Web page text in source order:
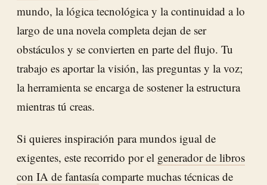
mundo, la lógica tecnológica y la continuidad a lo
largo de una novela completa dejan de ser
obstáculos y se convierten en parte del flujo. Tu
trabajo es aportar la visión, las preguntas y la voz;
la herramienta se encarga de sostener la estructura
mientras tú creas.
Si quieres inspiración para mundos igual de
exigentes, este recorrido por el generador de libros
con IA de fantasíacomparte muchas técnicas de